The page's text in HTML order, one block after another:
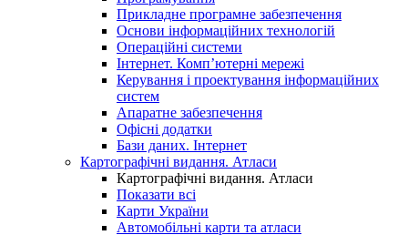
Прикладне програмне забезпечення
Основи інформаційних технологій
Операційні системи
Інтернет. Комп’ютерні мережі
Керування і проектування інформаційних
систем
Апаратне забезпечення
Офісні додатки
Бази даних. Інтернет
Картографічні видання. Атласи
Картографічні видання. Атласи
Показати всі
Карти України
Автомобільні карти та атласи